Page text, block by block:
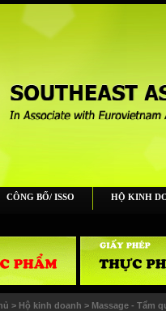
CÔNG BỐ/ ISSO HỘ KINH
> Hộ kinh doanh > Massage - Tẩm